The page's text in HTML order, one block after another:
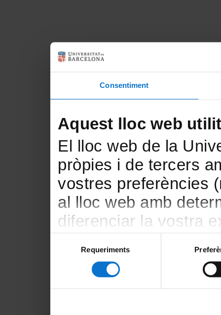
Consentiment
Aquest lloc web
El lloc web de la
pròpies i de tercers
vostres preferències
al lloc web amb
diferenciar la vostra
amb el lloc web) i
la publicitat que
consentiment
Requeriments